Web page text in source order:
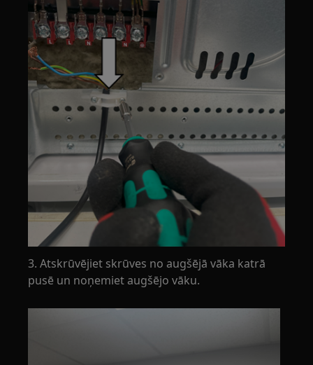
3. Atskrūvējiet skrūves no augšējā vāka katrā
pusē un noņemiet augšējo vāku.